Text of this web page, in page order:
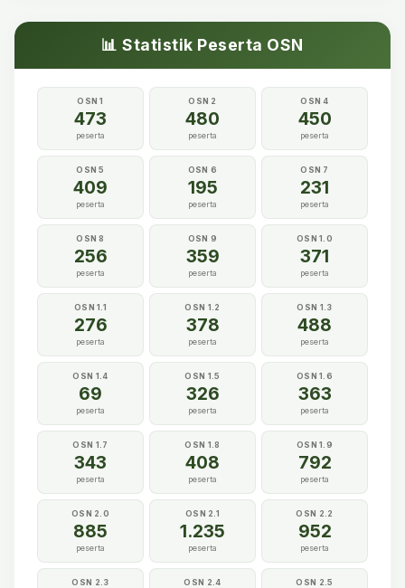
📊 Statistik Peserta OSN
OSN 1
473
peserta
OSN 2
480
peserta
OSN 4
450
peserta
OSN 5
409
peserta
OSN 6
195
peserta
OSN 7
231
peserta
OSN 8
256
peserta
OSN 9
359
peserta
OSN 1.0
371
peserta
OSN 1.1
276
peserta
OSN 1.2
378
peserta
OSN 1.3
488
peserta
OSN 1.4
69
peserta
OSN 1.5
326
peserta
OSN 1.6
363
peserta
OSN 1.7
343
peserta
OSN 1.8
408
peserta
OSN 1.9
792
peserta
OSN 2.0
885
peserta
OSN 2.1
1.235
peserta
OSN 2.2
952
peserta
OSN 2.3 OSN 2.4 OSN 2.5